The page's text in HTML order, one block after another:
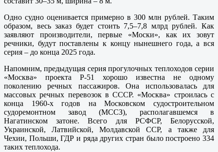
Одно судно оценивается примерно в 300 млн рублей. Таким
образом, весь заказ будет стоить 7,5–7,8 млрд рублей. Как
заявляют производители, первые «Моски», как их зовут
речники, будут поставлены к концу нынешнего года, а вся
серия – до конца 2025 года.
Напомним, предыдущая серия прогулочных теплоходов серии
«Москва» проекта Р-51 хорошо известна не одному
поколению речных пассажиров. Она использовалась для
массовых речных перевозок в СССР. «Москва» строилась с
конца 1960-х годов на Московском судостроительном
судоремонтном завод (МССЗ), располагавшемся в
Нагатинском затоне. Всего для РСФСР, Белорусской,
Украинской, Латвийской, Молдавской ССР, а также для
Чехии, Польши, ГДР и ряда других стран было построено 334
таких теплохода.